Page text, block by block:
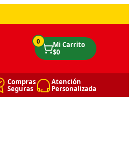
0
Compras
Seguras
Atención
Personalizada